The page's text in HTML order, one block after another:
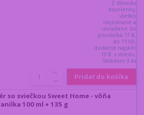
Z dôvodu
dovolenky,
všetko
objednané a
uhradené do
pondelka 17.8.
do 11:00,
dodáme najskôr
19.8. v stredu.
Skladom 3 ks
Pridať do košíka
so sviečkou Sweet Home - vôňa
100 ml + 135 g